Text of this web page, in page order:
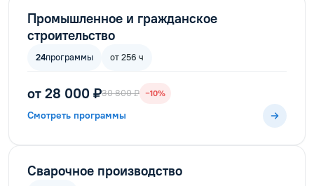
Промышленное и гражданское
строительство
24программы от 256 ч
от 28 000 ₽30 800 ₽ −10%
Смотреть программы
Сварочное производство